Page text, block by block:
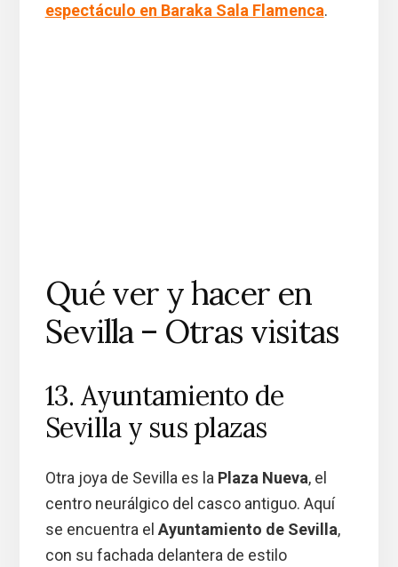
espectáculo en Baraka Sala Flamenca.
Qué ver y hacer en
Sevilla – Otras visitas
13. Ayuntamiento de
Sevilla y sus plazas
Otra joya de Sevilla es la Plaza Nueva, el
centro neurálgico del casco antiguo. Aquí
se encuentra el Ayuntamiento de Sevilla,
con su fachada delantera de estilo